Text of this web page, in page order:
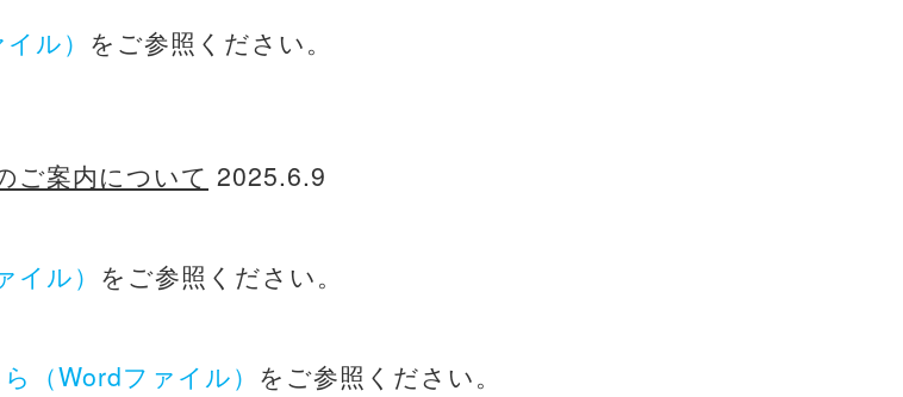
ル） をご参照ください。
ご案内について 2025.6.9
ル） をご参照ください。
（Wordファイル） をご参照ください。